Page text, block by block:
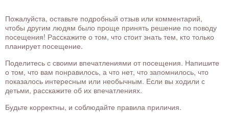
Пожалуйста, оставьте подробный отзыв или комментарий,
чтобы другим людям было проще принять решение по поводу
посещения! Расскажите о том, что стоит знать тем, кто только
планирует посещение.
Поделитесь с своими впечатлениями от посещения. Напишите
о том, что вам понравилось, а что нет, что запомнилось, что
показалось интересным или необычным. Если вы ходили с
детьми, расскажите об их впечатлениях.
Будьте корректны, и соблюдайте правила приличия.